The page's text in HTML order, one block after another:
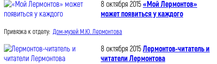
8 октября 2015 «Мой Лермонтов»
может появиться у каждого
Привязка к отделу: Дом-музей М.Ю. Лермонтова
8 октября 2015 Лермонтов-читатель и
читатели Лермонтова